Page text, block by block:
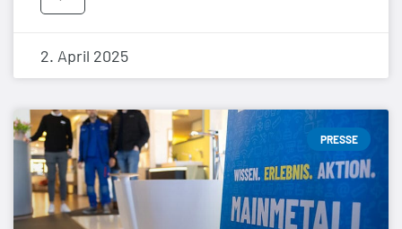
2. April 2025
PRESSE